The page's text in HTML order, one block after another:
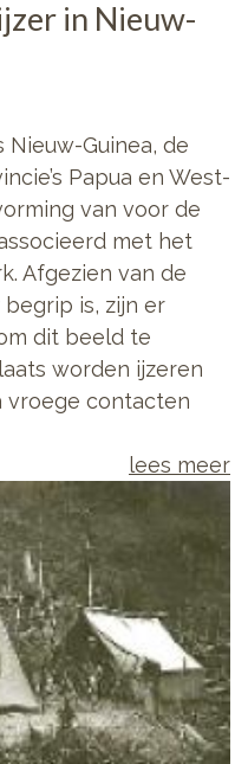
in Nieuw-
Guinea, de
Papua en West-
van voor de
met het
Afgezien van de
is, zijn er
dit beeld te
worden ijzeren
vroege contacten
lees meer